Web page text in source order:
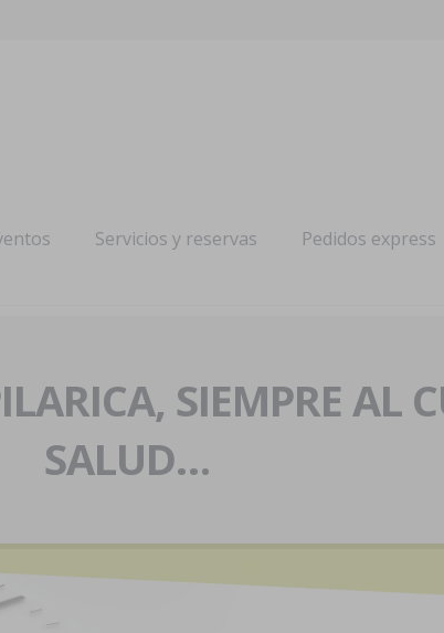
Servicios y reservas Pedidos express
SIEMPRE AL
SALUD…